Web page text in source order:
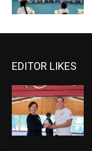
EDITOR LIKES